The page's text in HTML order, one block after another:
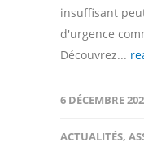
insuffisant
d'urgence
Découvrez...
6 DÉCEMBRE
ACTUALITÉS,